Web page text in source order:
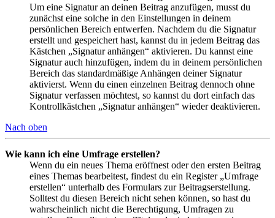
Um eine Signatur an deinen Beitrag anzufügen, musst du
zunächst eine solche in den Einstellungen in deinem
persönlichen Bereich entwerfen. Nachdem du die Signatur
erstellt und gespeichert hast, kannst du in jedem Beitrag das
Kästchen „Signatur anhängen“ aktivieren. Du kannst eine
Signatur auch hinzufügen, indem du in deinem persönlichen
Bereich das standardmäßige Anhängen deiner Signatur
aktivierst. Wenn du einen einzelnen Beitrag dennoch ohne
Signatur verfassen möchtest, so kannst du dort einfach das
Kontrollkästchen „Signatur anhängen“ wieder deaktivieren.
Nach oben
Wie kann ich eine Umfrage erstellen?
Wenn du ein neues Thema eröffnest oder den ersten Beitrag
eines Themas bearbeitest, findest du ein Register „Umfrage
erstellen“ unterhalb des Formulars zur Beitragserstellung.
Solltest du diesen Bereich nicht sehen können, so hast du
wahrscheinlich nicht die Berechtigung, Umfragen zu